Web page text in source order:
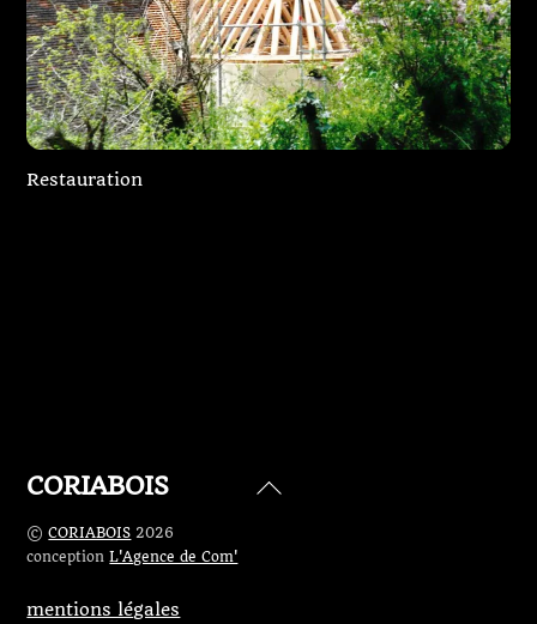
Restauration
Back
CORIABOIS
©CORIABOIS 2026
conceptionL'Agence de Com'
mentions légales